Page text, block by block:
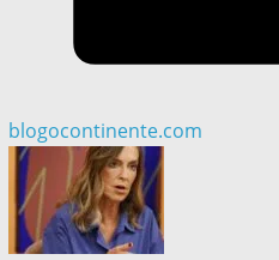
blogocontinente.com